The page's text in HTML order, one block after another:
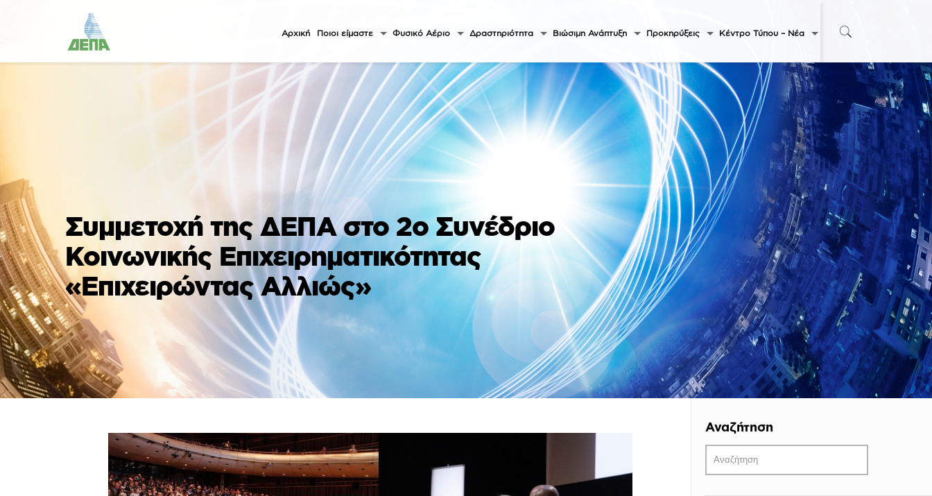
Αρχική Ποιοι είμαστε Φυσικό Αέριο Δραστηριότητα Βιώσιμη Ανάπτυξη Προκηρύξεις Κέντρο Τύπου – Νέα
Συμμετοχή της ΔΕΠΑ στο 2o Συνέδριο
Κοινωνικής Επιχειρηματικότητας
«Επιχειρώντας Αλλιώς»
Αναζήτηση